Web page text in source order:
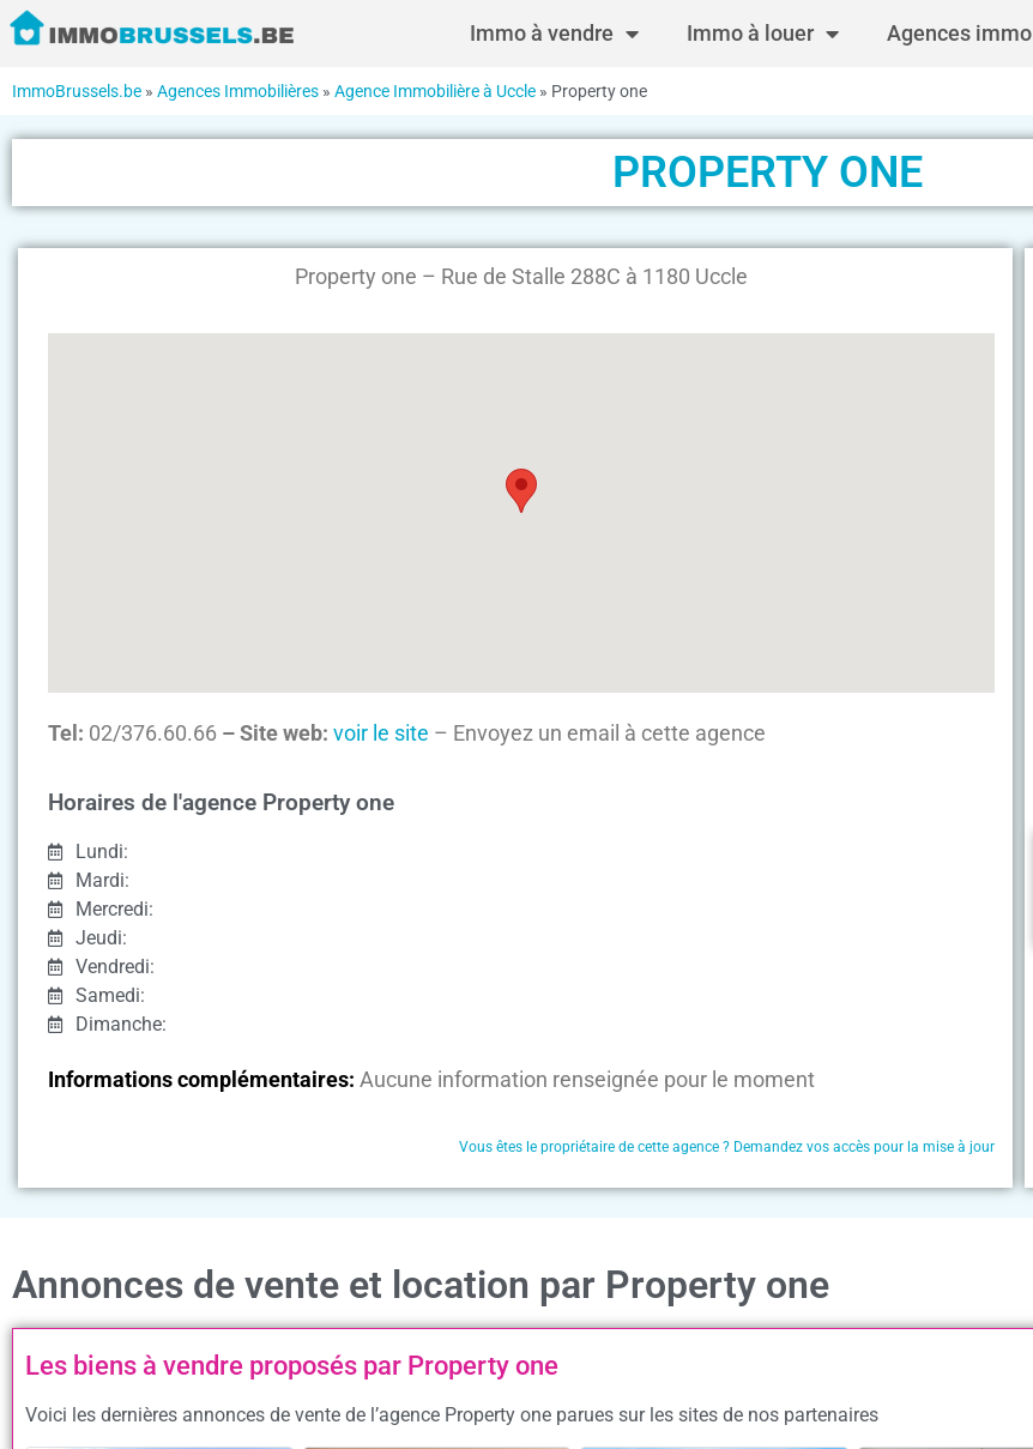
Immo à vendre Immo à louer Agences immo
ImmoBrussels.be » Agences Immobilières » Agence Immobilière à Uccle » Property one
PROPERTY ONE
Property one – Rue de Stalle 288C à 1180 Uccle
Tel: 02/376.60.66 – Site web: voir le site – Envoyez un email à cette agence
Horaires de l'agence Property one
Lundi:
Mardi:
Mercredi:
Jeudi:
Vendredi:
Samedi:
Dimanche:
Informations complémentaires: Aucune information renseignée pour le moment
Vous êtes le propriétaire de cette agence ? Demandez vos accès pour la mise à jour
Annonces de vente et location par Property one
Les biens à vendre proposés par Property one
Voici les dernières annonces de vente de l’agence Property one parues sur les sites de nos partenaires